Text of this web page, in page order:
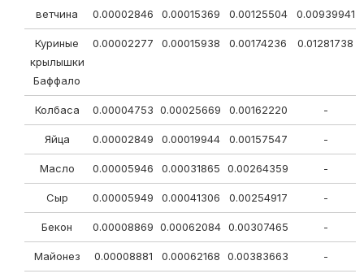
ветчина 0.00002846 0.00015369 0.00125504 0.00939941
Куриные
крылышки
Баффало
0.00002277 0.00015938 0.00174236 0.01281738
Колбаса 0.00004753 0.00025669 0.00162220 -
Яйца 0.00002849 0.00019944 0.00157547 -
Масло 0.00005946 0.00031865 0.00264359 -
Сыр 0.00005949 0.00041306 0.00254917 -
Бекон 0.00008869 0.00062084 0.00307465 -
Майонез 0.00008881 0.00062168 0.00383663 -